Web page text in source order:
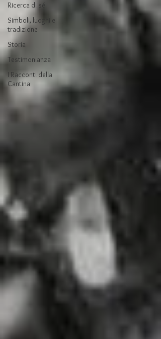
Ricerca di sé
Simboli, luoghi e
tradizione
Storia
Testimonianza
I Racconti della
Cantina